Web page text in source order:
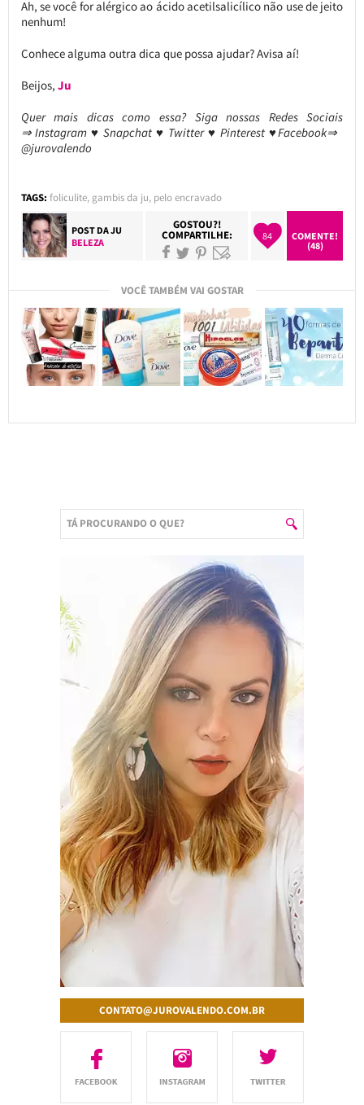
Ah, se você for alérgico ao ácido acetilsalicílico não use de jeito
nenhum!
Conhece alguma outra dica que possa ajudar? Avisa aí!
Beijos, Ju
Quer mais dicas como essa? Siga nossas Redes Sociais
⇒ Instagram ♥ Snapchat ♥ Twitter ♥ Pinterest ♥Facebook⇒
@jurovalendo
TAGS: foliculite, gambis da ju, pelo encravado
POST DAJU
BELEZA
GOSTOU?!
COMPARTILHE: 84
COMENTE!
(48)
VOCÊ TAMBÉM VAI GOSTAR
CONTATO@JUROVALENDO.COM.BR